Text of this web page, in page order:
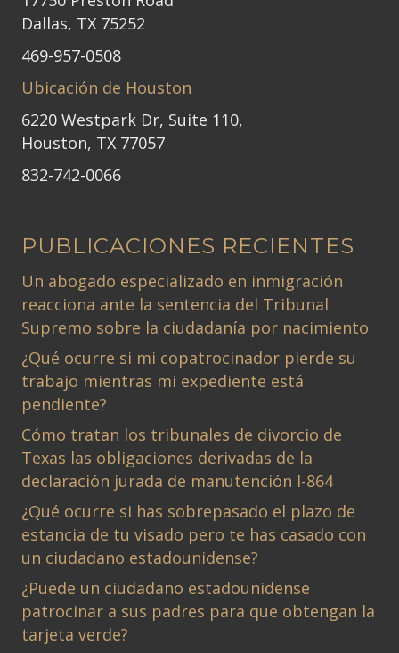
Dallas, TX 75252
469-957-0508
Ubicación de Houston
6220 Westpark Dr, Suite 110,
Houston, TX 77057
832-742-0066
PUBLICACIONES RECIENTES
Un abogado especializado en inmigración
reacciona ante la sentencia del Tribunal
Supremo sobre la ciudadanía por nacimiento
¿Qué ocurre si mi copatrocinador pierde su
trabajo mientras mi expediente está
pendiente?
Cómo tratan los tribunales de divorcio de
Texas las obligaciones derivadas de la
declaración jurada de manutención I-864
¿Qué ocurre si has sobrepasado el plazo de
estancia de tu visado pero te has casado con
un ciudadano estadounidense?
¿Puede un ciudadano estadounidense
patrocinar a sus padres para que obtengan la
tarjeta verde?